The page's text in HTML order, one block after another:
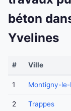
béton
Yvelines
# Ville
1 Montigny-
2 Trappes